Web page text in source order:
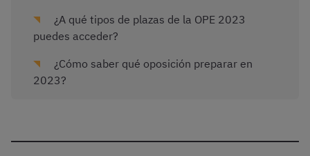
¿A qué tipos de plazas de la OPE 2023
puedes acceder?
¿Cómo saber qué oposición preparar en
2023?